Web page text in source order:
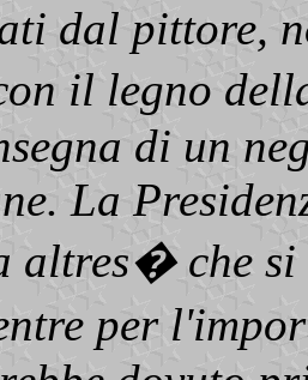
dal pittore,
il legno
di un
La
altres� che
per